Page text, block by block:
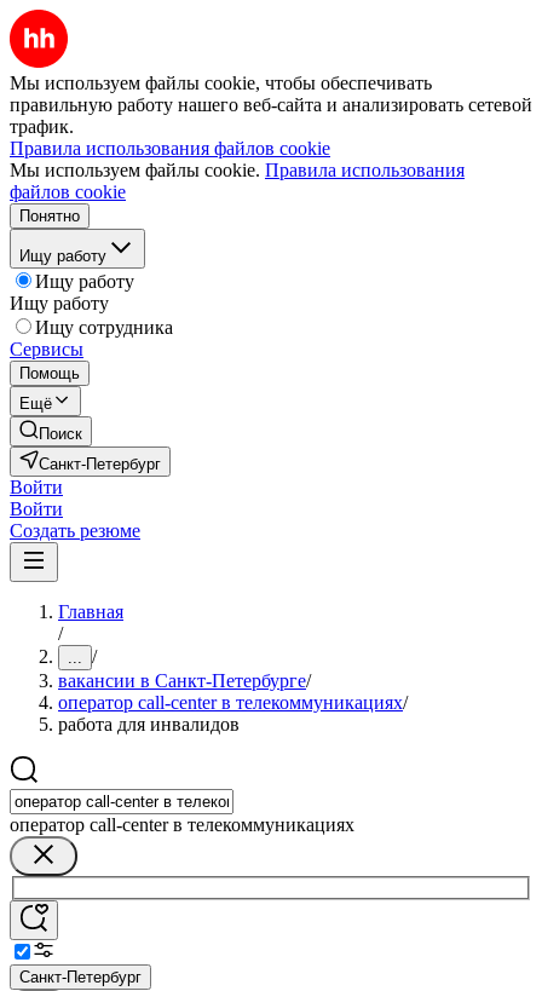
Мы используем файлы cookie, чтобы обеспечивать
правильную работу нашего веб-сайта и анализировать сетевой
трафик.
Правила использования файлов cookie
Мы используем файлы cookie. Правила использования
файлов cookie
Понятно
Ищу работу
Ищу работу
Ищу работу
Ищу сотрудника
Сервисы
Помощь
Ещё
Поиск
Санкт-Петербург
Войти
Войти
Создать резюме
Главная
/
... /
вакансии в Санкт-Петербурге/
оператор call-center в телекоммуникациях/
работа для инвалидов
оператор call-center в телекоммуникациях
Санкт-Петербург